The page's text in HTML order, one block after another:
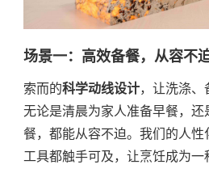
场景一：高效备餐，从容不
索而的科学动线设计，让洗涤、
无论是清晨为家人准备早餐，还
餐，都能从容不迫。我们的人
工具都触手可及，让烹饪成为一